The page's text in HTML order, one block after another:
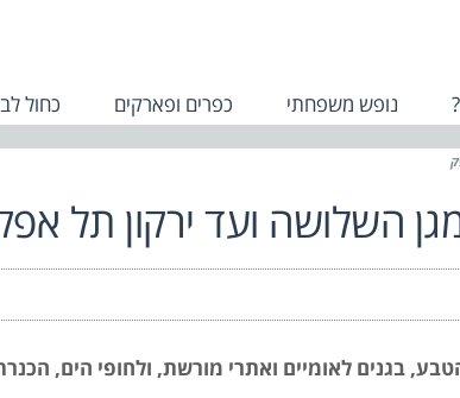
נופש משפחתי כפרים ופארקים כחול
השלושה ועד ירקון תל
בגנים לאומיים ואתרי מורשת, ולחופי הים,